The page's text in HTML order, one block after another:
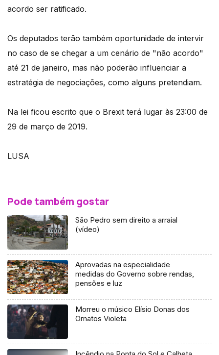
acordo ser ratificado.
Os deputados terão também oportunidade de intervir
no caso de se chegar a um cenário de "não acordo"
até 21 de janeiro, mas não poderão influenciar a
estratégia de negociações, como alguns pretendiam.
Na lei ficou escrito que o Brexit terá lugar às 23:00 de
29 de março de 2019.
LUSA
Pode também gostar
São Pedro sem direito a arraial
(vídeo)
Aprovadas na especialidade
medidas do Governo sobre rendas,
pensões e luz
Morreu o músico Elísio Donas dos
Ornatos Violeta